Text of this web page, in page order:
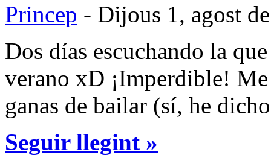
Princep - Dijous 1, agost
Dos días escuchando la
verano xD ¡Imperdible!
ganas de bailar (sí, he
Seguir llegint »